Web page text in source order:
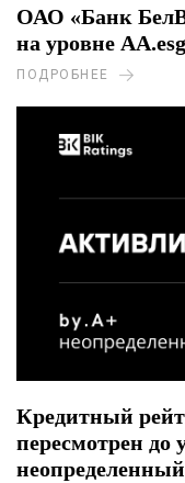
ОАО «Банк
на уровне
ПОДРОБНЕЕ
Кредитный
пересмотрен до